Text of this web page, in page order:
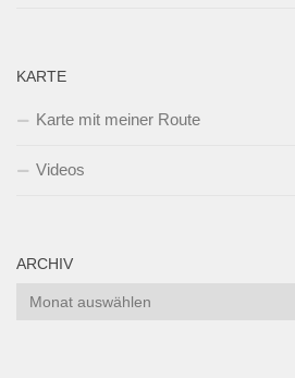
KARTE
Karte mit meiner Route
Videos
ARCHIV
Archiv